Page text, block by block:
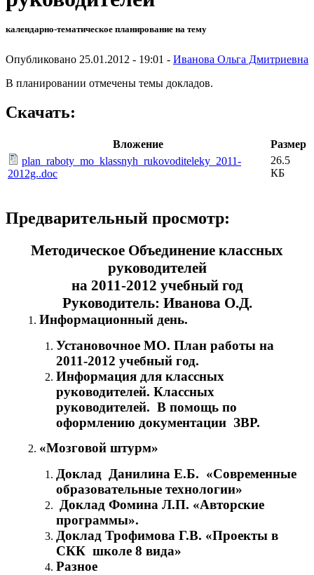
календарно-тематическое планирование на тему
Опубликовано 25.01.2012 - 19:01 - Иванова Ольга Дмитриевна
В планировании отмечены темы докладов.
Скачать:
Вложение
Размер
plan_raboty_mo_klassnyh_rukovoditeleky_2011-
2012g..doc
26.5
КБ
Предварительный просмотр:
Методическое Объединение классных
руководителей
на 2011-2012 учебный год
Руководитель: Иванова О.Д.
Информационный день.
Установочное МО. План работы на
2011-2012 учебный год.
Информация для классных
руководителей. Классных
руководителей. В помощь по
оформлению документации ЗВР.
«Мозговой штурм»
Доклад Данилина Е.Б. «Современные
образовательные технологии»
Доклад Фомина Л.П. «Авторские
программы».
Доклад Трофимова Г.В. «Проекты в
СКК школе 8 вида»
Разное